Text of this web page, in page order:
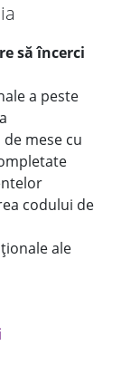
să încerci
a peste
mese cu
codului de
ale